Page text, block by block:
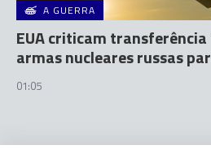
A GUERRA
EUA criticam
armas nucleares russas
01:05